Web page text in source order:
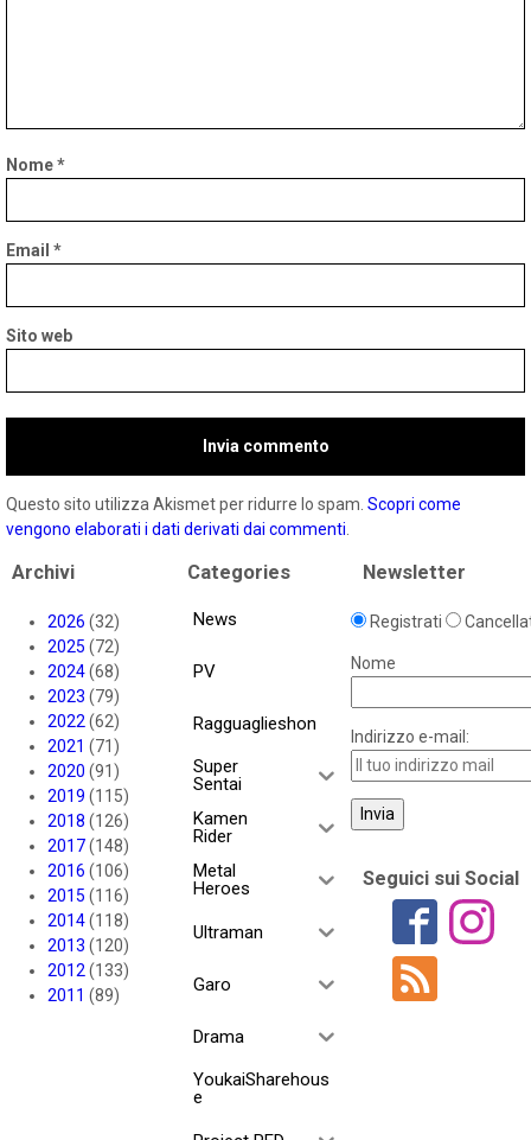
Nome*
Email *
Sito web
Questo sito utilizza Akismet per ridurre lo spam. Scopri come
vengono elaborati i dati derivati dai commenti
Archivi
2026 (32)
2025 (72)
2024(68)
2023 (79)
2022 (62)
2021 (71)
2020 (91)
2019 (115)
2018 (126)
2017(148)
2016 (106)
2015 (116)
2014(118)
2013 (120)
2012 (133)
2011 (89)
Categories
News
PV
Ragguaglieshon
Super
Sentai
Kamen
Rider
Metal
Heroes
Ultraman
Garo
Drama
YoukaiSharehous
e
Newsletter
Registrati
Nome
Indirizzo e-mail:
Seguici sui Social